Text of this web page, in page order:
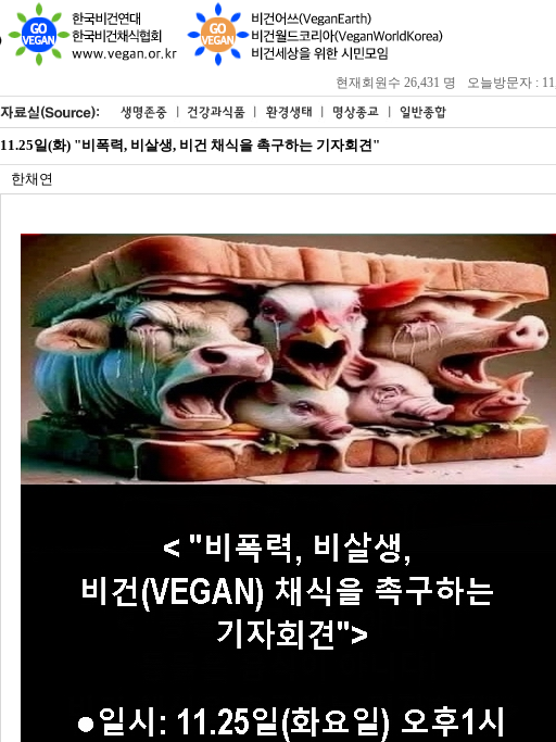
현재회원수 26,431 명 오늘방문자 :
11.25일(화) "비폭력, 비살생, 비건 채식을 촉구하는 기자회견"
한채연